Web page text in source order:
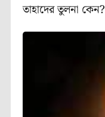
তাহাদেরতুলনা কেন?